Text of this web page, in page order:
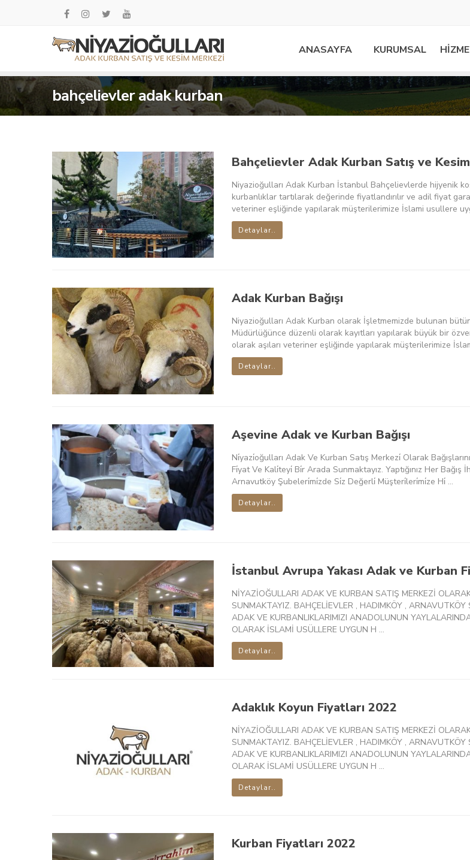
ANASAYFA KURUMSAL
bahçelievler adak kurban
Bahçelievler Adak Kurban Satış ve
Niyazioğulları Adak Kurban İstanbul Bahçelievlerde hijyenik
kurbanlıklar tartılarak değerinde fiyatlandırılır ve adil fiyat
veteriner eşliğinde yapılarak müşterilerimize İslami usullere
Detaylar..
Adak Kurban Bağışı
Niyazioğulları Adak Kurban olarak İşletmemizde bulunan
Müdürlüğünce düzenli olarak kayıtları yapılarak büyük bir
olarak aşıları veteriner eşliğinde yapılarak müşterilerimize
Detaylar..
Aşevine Adak ve Kurban Bağışı
Ni̇yazi̇oğulları Adak Ve Kurban Satış Merkezi̇ Olarak
Fi̇yat Ve Kali̇teyi̇ Bi̇r Arada Sunmaktayız. Yaptığınız Her
Arnavutköy Şubeleri̇mi̇zde Si̇z Değerli̇ Müşteri̇leri̇mi̇ze Hi̇ ...
Detaylar..
İstanbul Avrupa Yakası Adak ve Kurban
NİYAZİOĞULLARI ADAK VE KURBAN SATIŞ MERKEZİ
SUNMAKTAYIZ. BAHÇELİEVLER , HADIMKÖY ,
ADAK VE KURBANLIKLARIMIZI ANADOLUNUN
OLARAK İSLAMİ USÜLLERE UYGUN H ...
Detaylar..
Adaklık Koyun Fiyatları 2022
NİYAZİOĞULLARI ADAK VE KURBAN SATIŞ MERKEZİ
SUNMAKTAYIZ. BAHÇELİEVLER , HADIMKÖY ,
ADAK VE KURBANLIKLARIMIZI ANADOLUNUN
OLARAK İSLAMİ USÜLLERE UYGUN H ...
Detaylar..
Kurban Fiyatları 2022